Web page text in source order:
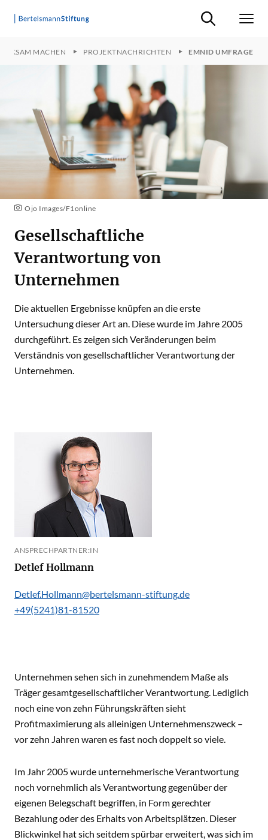
Suche ein-/
MACHEN PROJEKTNACHRICHTEN EMNID UMFRAGE
Ojo Images/F1online
Gesellschaftliche
Verantwortung von
Unternehmen
Die aktuellen Ergebnisse knüpfen an die erste
Untersuchung dieser Art an. Diese wurde im Jahre 2005
durchgeführt. Es zeigen sich Veränderungen beim
Verständnis von gesellschaftlicher Verantwortung der
Unternehmen.
ANSPRECHPARTNER:IN
Detlef Hollmann
Detlef.Hollmann@bertelsmann-stiftung.de
+49(5241)81-81520
Unternehmen sehen sich in zunehmendem Maße als
Träger gesamtgesellschaftlicher Verantwortung. Lediglich
noch eine von zehn Führungskräften sieht
Profitmaximierung als alleinigen Unternehmenszweck –
vor zehn Jahren waren es fast noch doppelt so viele.
Im Jahr 2005 wurde unternehmerische Verantwortung
noch vornehmlich als Verantwortung gegenüber der
eigenen Belegschaft begriffen, in Form gerechter
Bezahlung oder des Erhalts von Arbeitsplätzen. Dieser
Blickwinkel hat sich seitdem spürbar erweitert, was sich im